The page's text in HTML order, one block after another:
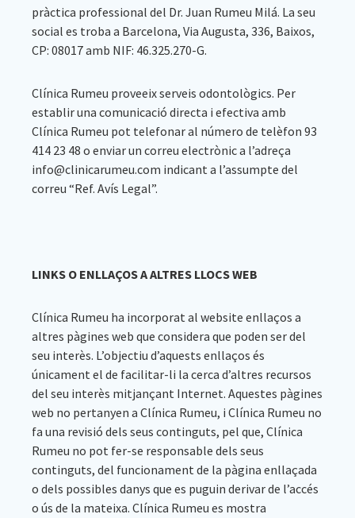
pràctica professional del Dr. Juan Rumeu Milá. La seu
social es troba a Barcelona, Via Augusta, 336, Baixos,
CP: 08017 amb NIF: 46.325.270-G.
Clínica Rumeu proveeix serveis odontològics. Per
establir una comunicació directa i efectiva amb
Clínica Rumeu pot telefonar al número de telèfon 93
414 23 48 o enviar un correu electrònic a l’adreça
info@clinicarumeu.com indicant a l’assumpte del
correu “Ref. Avís Legal”.
LINKS O ENLLAÇOS A ALTRES LLOCS WEB
Clínica Rumeu ha incorporat al website enllaços a
altres pàgines web que considera que poden ser del
seu interès. L’objectiu d’aquests enllaços és
únicament el de facilitar-li la cerca d’altres recursos
del seu interès mitjançant Internet. Aquestes pàgines
web no pertanyen a Clínica Rumeu, i Clínica Rumeu no
fa una revisió dels seus continguts, pel que, Clínica
Rumeu no pot fer-se responsable dels seus
continguts, del funcionament de la pàgina enllaçada
o dels possibles danys que es puguin derivar de l’accés
o ús de la mateixa. Clínica Rumeu es mostra